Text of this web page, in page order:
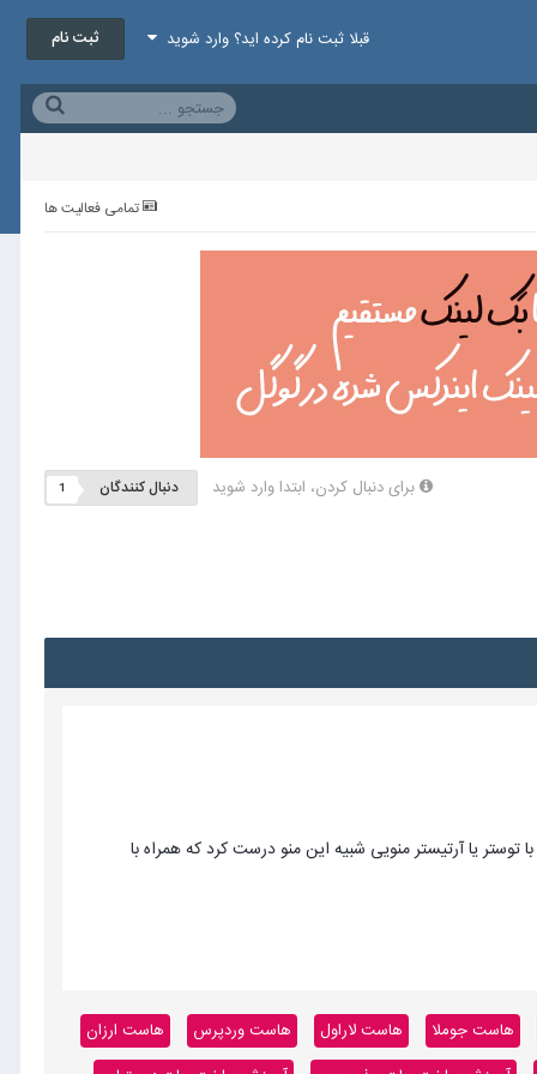
قبلا ثبت نام کرده اید؟ وارد شوید ثبت نام
تمامی فعالیت ها
برای دنبال کردن، ابتدا وارد شوید دنبال کنندگان 1
یا آرتیستر منویی شبیه این منو درست کرد که همراه با
هاست جوملا هاست لاراول هاست وردپرس
هاست ارزان